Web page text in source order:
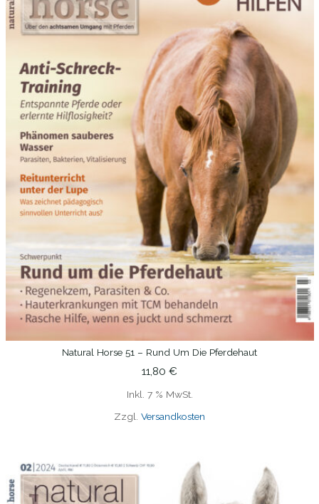
IN DEN WARENKORB
Natural Horse 51 – Rund Um Die Pferdehaut
11,80 €
Inkl. 7 % MwSt.
Zzgl. Versandkosten